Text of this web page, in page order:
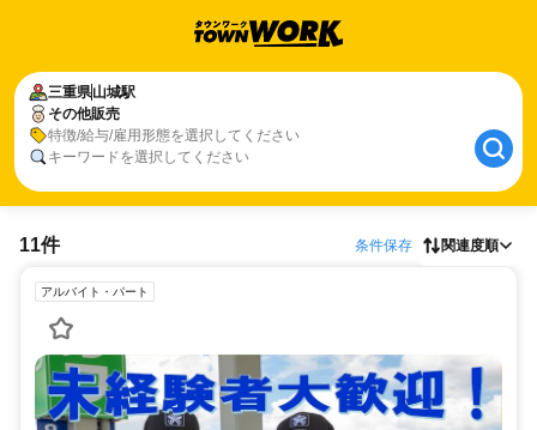
三重県山城駅
その他販売
特徴/給与/雇用形態を選択してください
キーワードを選択してください
11件 条件保存 関連度順
アルバイト・パート